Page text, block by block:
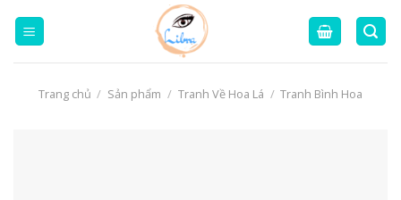
Trang chủ / Sản phẩm / Tranh Về Hoa Lá / Tranh Bình Hoa